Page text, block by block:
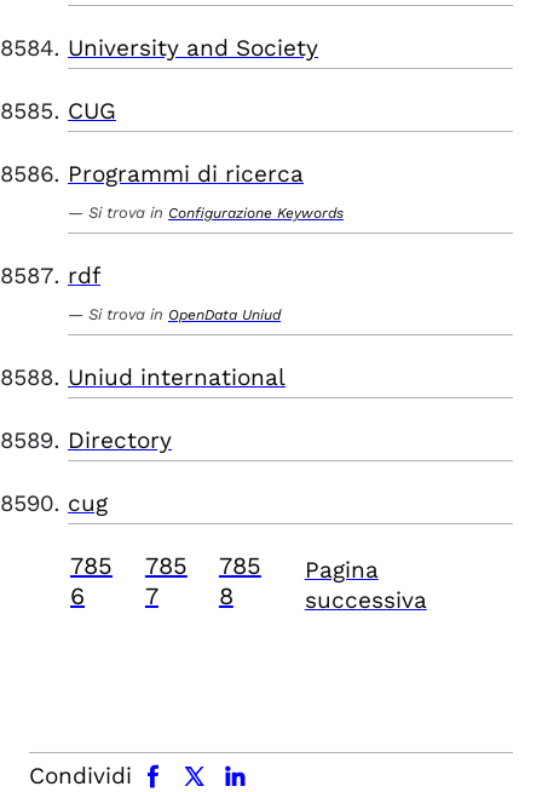
University and Society
CUG
Programmi di ricerca
Si trova in Configurazione Keywords
rdf
Si trova in OpenData Uniud
Uniud international
Directory
cug
785
6
785
7
785
8
Pagina
successiva
Condividi
facebook x.com linkedin